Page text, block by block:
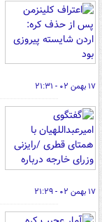
۱۷ بهمن ۰۲ - ۲۱:۳۱
۱۷ بهمن ۰۲ - ۲۱:۲۹